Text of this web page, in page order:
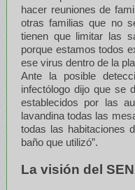
hacer reuniones de
otras familias que no
tienen que limitar las
porque estamos todos
ese virus dentro de la
Ante la posible
infectólogo dijo que se
establecidos por las
lavandina todas las
todas las habitaciones
baño que utilizó”.
La visión del